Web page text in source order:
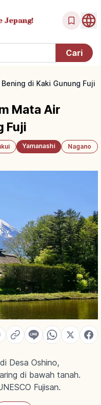
Jepang!
di Kaki Gunung Fuji
Mata Air
Fuji
Yamanashi
Nagano
Desa Oshino,
di bawah tanah.
Fujisan.